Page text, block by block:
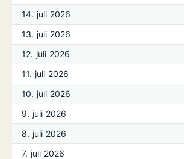
14. juli 2026
13. juli 2026
12. juli 2026
11. juli 2026
10. juli 2026
9. juli 2026
8. juli 2026
7. juli 2026